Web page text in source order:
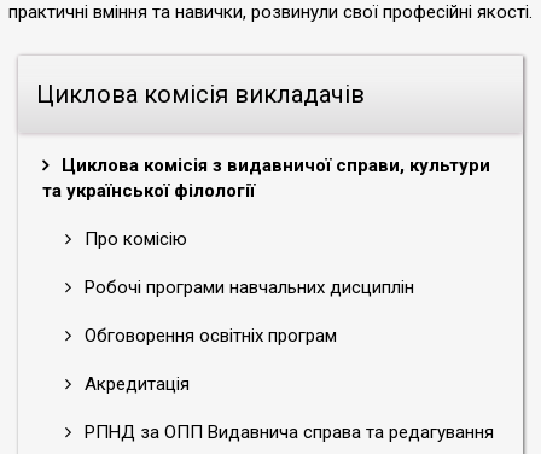
Циклова комісія викладачів
Циклова комісія з видавничої справи, культури
та української філології
Про комісію
Робочі програми навчальних дисциплін
Обговорення освітніх програм
Акредитація
РПНД за ОПП Видавнича справа та редагування
практичні вміння та навички, розвинули свої професійні якості.